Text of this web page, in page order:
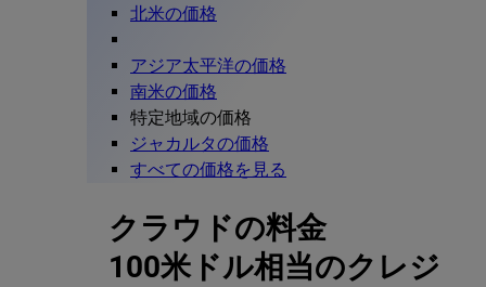
北米の価格
アジア太平洋の価格
南米の価格
特定地域の価格
ジャカルタの価格
すべての価格を見る
クラウドの料金
100米ドル相当のクレジ